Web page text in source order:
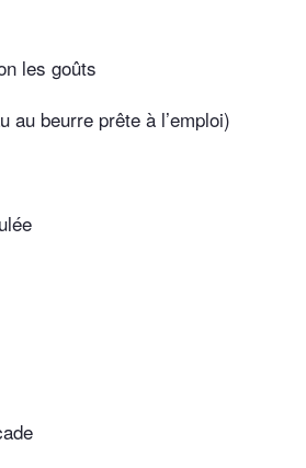
les goûts
au beurre prête à l’emploi)